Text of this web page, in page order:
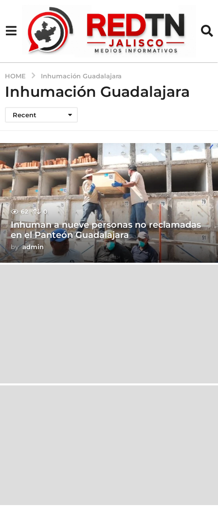
HOME Inhumación Guadalajara
Inhumación Guadalajara
Recent
62 0
Inhuman a nueve personas no reclamadas
en el Panteón Guadalajara
by admin